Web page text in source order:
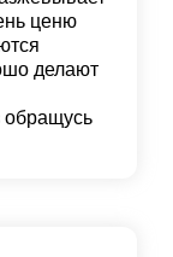
ценю
делают
обращусь